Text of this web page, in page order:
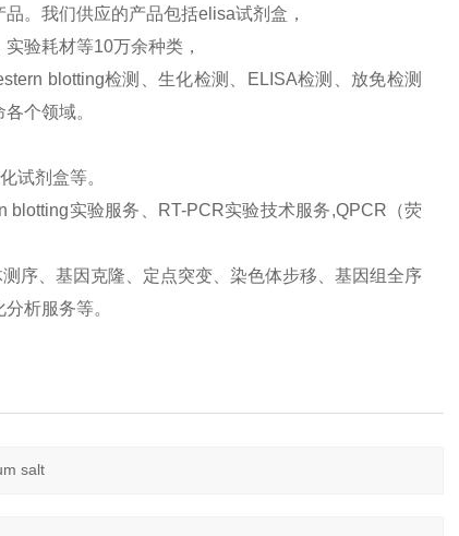
。我们供应的产品包括elisa试剂盒，
验耗材等10万余种类，
blotting检测、生化检测、ELISA检测、放免检测
个领域。
试剂盒等。
blotting实验服务、RT-PCR实验技术服务,QPCR（荧
序、基因克隆、定点突变、染色体步移、基因组全序
析服务等。